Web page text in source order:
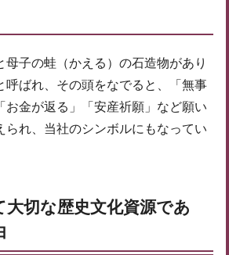
母子の蛙（かえる）の石造物があり
呼ばれ、その頭をなでると、「無事
お金が返る」「安産祈願」など願い
られ、当社のシンボルにもなってい
切な歴史文化資源であ